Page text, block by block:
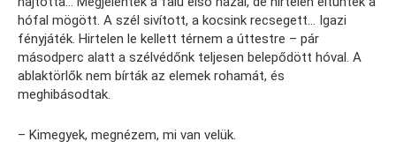
hófal mögött. A szél sivított, a kocsink recsegett… Igazi
fényjáték. Hirtelen le kellett térnem a úttestre – pár
másodperc alatt a szélvédőnk teljesen belepődött hóval. A
ablaktörlők nem bírták az elemek rohamát, és
meghibásodtak.
– Kimegyek, megnézem, mi van velük.